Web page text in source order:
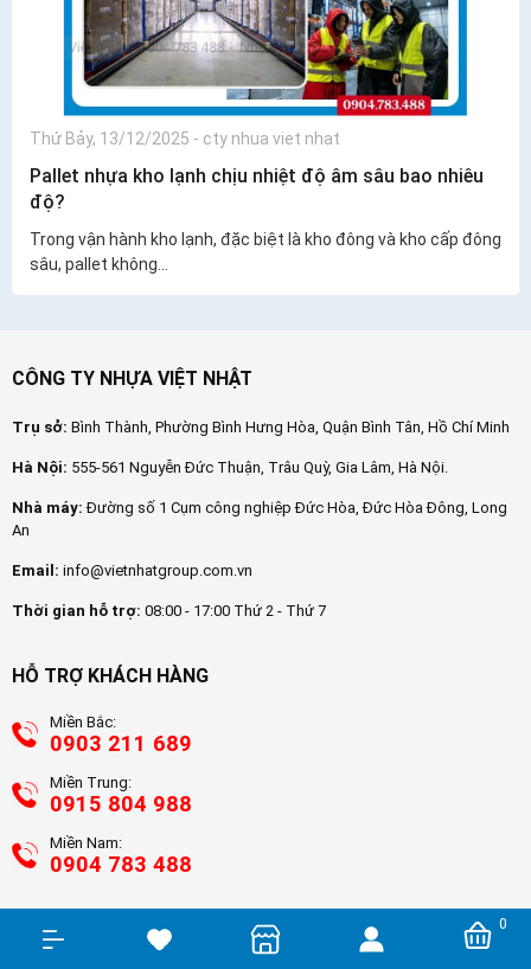
0
Thứ Bảy, 13/12/2025 - cty nhua viet nhat
Pallet nhựa kho lạnh chịu nhiệt độ âm sâu bao nhiêu
độ?
Trong vận hành kho lạnh, đặc biệt là kho đông và kho cấp đông
sâu, pallet không...
CÔNG TY NHỰA VIỆT NHẬT
Trụ sở: Bình Thành, Phường Bình Hưng Hòa, Quận Bình Tân, Hồ Chí Minh
Hà Nội: 555-561 Nguyễn Đức Thuận, Trâu Quỳ, Gia Lâm, Hà Nội.
Nhà máy: Đường số 1 Cụm công nghiệp Đức Hòa, Đức Hòa Đông, Long
An
Email: info@vietnhatgroup.com.vn
Thời gian hỗ trợ: 08:00 - 17:00 Thứ 2 - Thứ 7
HỖ TRỢ KHÁCH HÀNG
Miền Bắc:
0903 211 689
Miền Trung:
0915 804 988
Miền Nam:
0904 783 488
GIAN HÀNG